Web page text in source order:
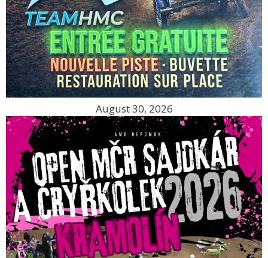
August 30, 2026